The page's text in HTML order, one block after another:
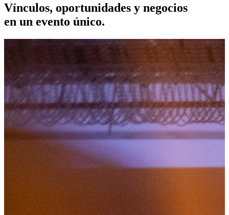
Vínculos, oportunidades y negocios
en un evento único.